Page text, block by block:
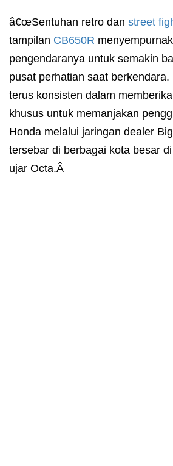
â€œSentuhan retro dan street
tampilan CB650R
pengendaranya untuk semakin
pusat perhatian saat berkendara.
terus konsisten dalam
khusus untuk memanjakan
Honda melalui jaringan dealer
tersebar di berbagai kota besar di
ujar Octa.Â